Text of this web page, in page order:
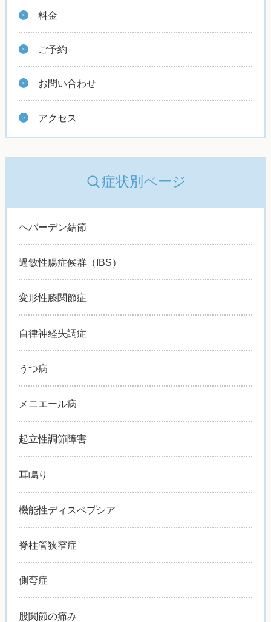
料金
ご予約
お問い合わせ
アクセス
症状別ページ
ヘバーデン結節
過敏性腸症候群（IBS）
変形性膝関節症
自律神経失調症
うつ病
メニエール病
起立性調節障害
耳鳴り
機能性ディスペプシア
脊柱管狭窄症
側弯症
股関節の痛み